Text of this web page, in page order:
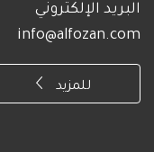
البريد الإلكتروني
info@alfozan.com
للمزيد